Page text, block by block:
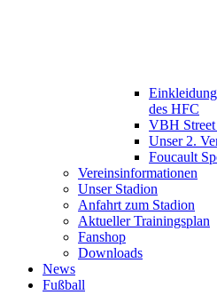
des HFC
VBH Street
Unser 2.
Foucault
Vereinsinformationen
Unser Stadion
Anfahrt zum Stadion
Aktueller Trainingsplan
Fanshop
Downloads
News
Fußball